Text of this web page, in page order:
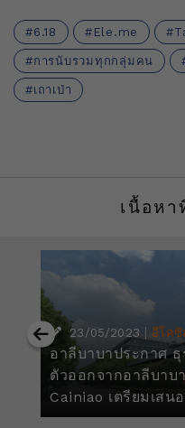
6.18 Ele.me
การนับรวมทุกกลุ่มคน
เถาเป่า
เนื้อหา
23/05/2023 | อีโคซิ
อาลีบาบาประกาศ
ตัวออกจากอาลีบาบ
Cainiao เตรียมเสน